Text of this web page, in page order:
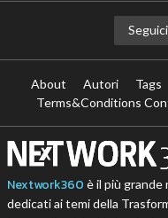
Seguici
About Autori Tags
Terms&Conditions
Nextwork360 è il più
dedicati ai temi della